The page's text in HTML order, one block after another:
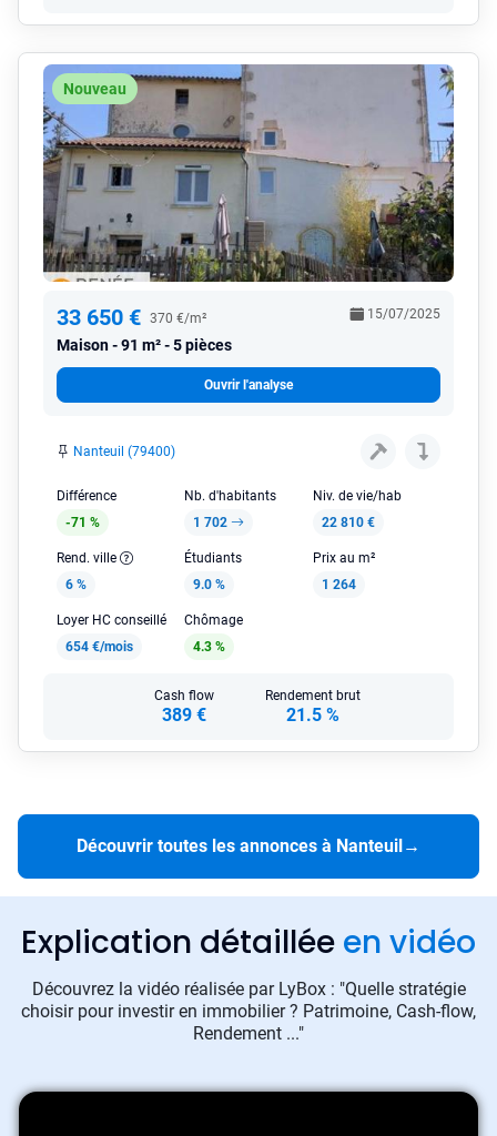
Nouveau
33 650 € 370 €/m²
Maison 91 m² - 5 pièces
15/07/2025
Ouvrir l'analyse
Nanteuil (79400)
Différence
-71 %
Nb. d'habitants
1 702
Niv. de vie/hab
22 810 €
Rend. ville
6 %
Étudiants
9.0 %
Prix au m²
1 264
Loyer HC conseillé
654 €/mois
Chômage
4.3 %
Cash flow
389 €
Rendement brut
21.5 %
Découvrir toutes les annonces à Nanteuil→
Explication détaillée en vidéo
Découvrez la vidéo réalisée par LyBox : "Quelle stratégie
choisir pour investir en immobilier ? Patrimoine, Cash-flow,
Rendement ..."